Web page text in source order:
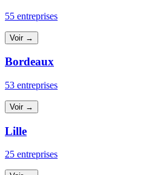
55 entreprises
Voir →
Bordeaux
53 entreprises
Voir →
Lille
25 entreprises